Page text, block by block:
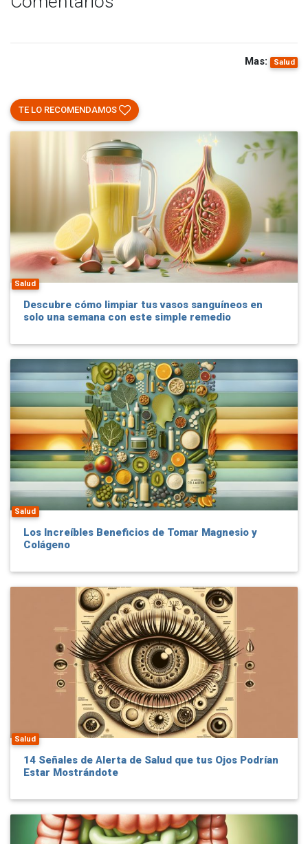
Mas: Salud
TE LO RECOMENDAMOS
Salud
Descubre cómo limpiar tus vasos sanguíneos en
solo una semana con este simple remedio
Salud
Los Increíbles Beneficios de Tomar Magnesio y
Colágeno
Salud
14 Señales de Alerta de Salud que tus Ojos Podrían
Estar Mostrándote